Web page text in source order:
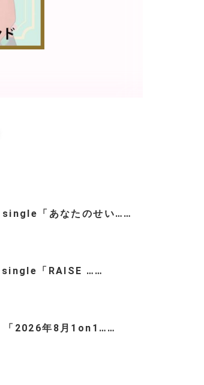
「あなたのせい……
「RAISE ……
2026年8月1on1……